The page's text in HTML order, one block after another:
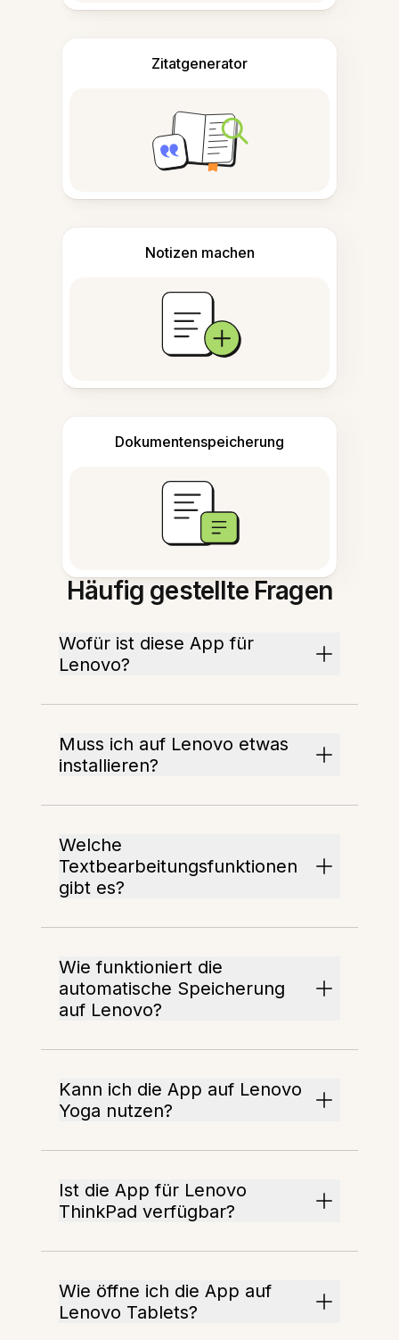
Zitatgenerator
Notizen machen
Dokumentenspeicherung
Häufig gestellte Fragen
Wofür ist diese App für
Lenovo?
Muss ich auf Lenovo etwas
installieren?
Welche
Textbearbeitungsfunktionen
gibt es?
Wie funktioniert die
automatische Speicherung
auf Lenovo?
Kann ich die App auf Lenovo
Yoga nutzen?
Ist die App für Lenovo
ThinkPad verfügbar?
Wie öffne ich die App auf
Lenovo Tablets?